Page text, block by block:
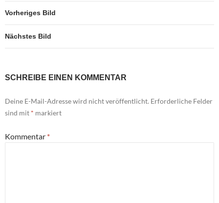
Vorheriges Bild
Nächstes Bild
SCHREIBE EINEN KOMMENTAR
Deine E-Mail-Adresse wird nicht veröffentlicht. Erforderliche Felder
sind mit * markiert
Kommentar *